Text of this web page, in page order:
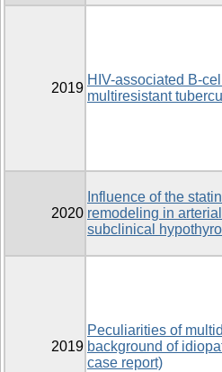
2019
HIV-associated B-
multiresistant
2020
Influence of the
remodeling in
subclinical
2019
Peculiarities of
background of
case report)